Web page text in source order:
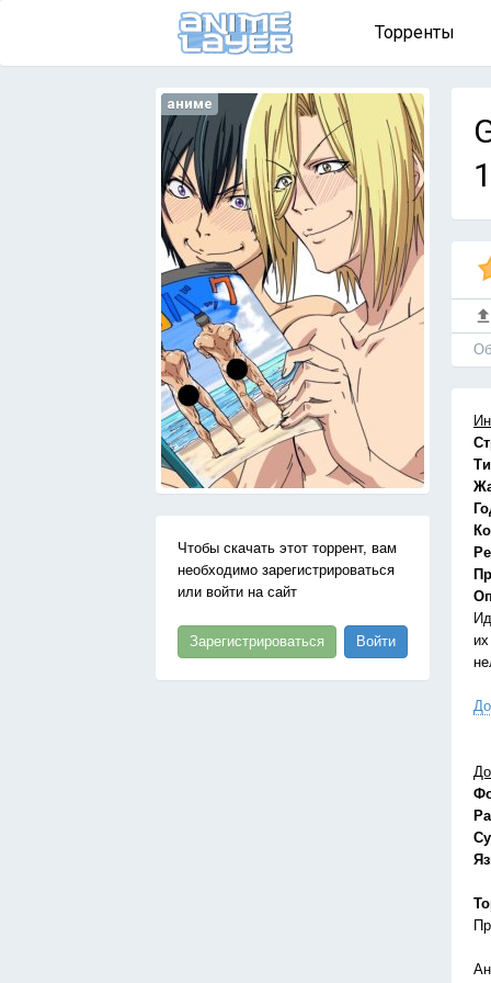
Торренты
аниме
Чтобы скачать этот торрент, вам
необходимо зарегистрироваться
или войти на сайт
Зарегистрироваться Войти